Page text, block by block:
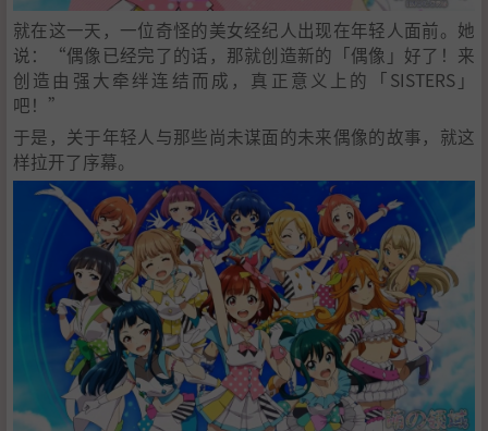
就在这一天，一位奇怪的美女经纪人出现在年轻人面前。她
说：“偶像已经完了的话，那就创造新的「偶像」好了！来
创造由强大牵绊连结而成，真正意义上的「SISTERS」
吧！”
于是，关于年轻人与那些尚未谋面的未来偶像的故事，就这
样拉开了序幕。